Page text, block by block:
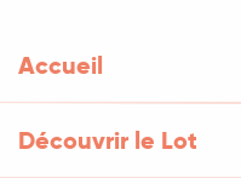
Accueil
Découvrir le Lot